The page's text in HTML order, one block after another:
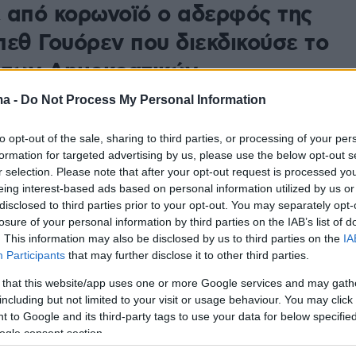
- Do Not Process My Personal Information
opt-out of the sale, sharing to third parties, or processing of your
for targeted advertising by us, please use the below opt-out
selection. Please note that after your opt-out request is processed
interest-based ads based on personal information utilized by us
to third parties prior to your opt-out. You may separately
of your personal information by third parties on the IAB’s list of
This information may also be disclosed by us to third parties on the
Participants that may further disclose it to other third parties.
that this website/app uses one or more Google services and may
but not limited to your visit or usage behaviour. You may
to Google and its third-party tags to use your data for below
consent section.
κορωνοϊό ο αδερφός της
Γουόρεν που διεκδικούσε το
Δημοκρατικών
επικρίνει σφοδρά τους χειρισμούς του προέδρου
Δημοκρατικών: Η αποχώρηση
από την προεκλογική
ευνοεί τον Μπάιντεν
Τζο Μπάιντεν αυξήθηκε κατά 7% μετά την
Ελίζαμπεθ Γουόρεν
1